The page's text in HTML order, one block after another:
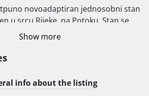
novoadaptiran jednosobni stan
u srcu Rijeke, na Potoku. Stan se
lokaciji, u neposrednoj blizini svih
Show more
info about the listing